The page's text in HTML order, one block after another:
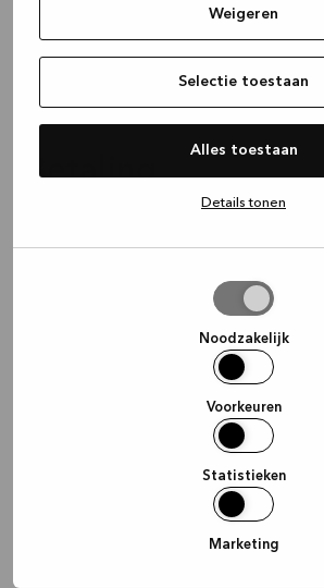
Weigeren
Selectie toestaan
Alles toestaan
Details tonen
Noodzakelijk
Voorkeuren
Statistieken
Marketing
Ik wil een garantieclaim indienen
Betaling
Welke betaalmethoden bieden jullie
Ik heb problemen met de betaling.